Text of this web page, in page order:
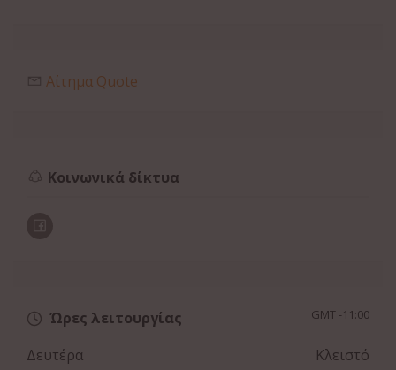
Αίτημα Quote
Κοινωνικά δίκτυα
Ώρες λειτουργίας GMT -11:00
Δευτέρα
Κλειστό